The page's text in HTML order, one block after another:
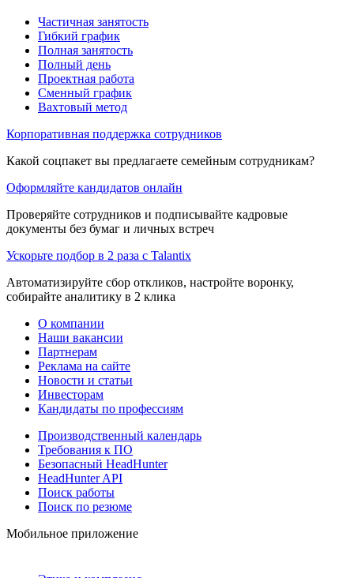
Частичная занятость
Гибкий график
Полная занятость
Полный день
Проектная работа
Сменный график
Вахтовый метод
Корпоративная поддержка сотрудников
Какой соцпакет вы предлагаете семейным сотрудникам?
Оформляйте кандидатов онлайн
Проверяйте сотрудников и подписывайте кадровые
документы без бумаг и личных встреч
Ускорьте подбор в 2 раза с Talantix
Автоматизируйте сбор откликов, настройте воронку,
собирайте аналитику в 2 клика
О компании
Наши вакансии
Партнерам
Реклама на сайте
Новости и статьи
Инвесторам
Кандидаты по профессиям
Производственный календарь
Требования к ПО
Безопасный HeadHunter
HeadHunter API
Поиск работы
Поиск по резюме
Мобильное приложение